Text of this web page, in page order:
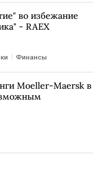
во избежание
- RAEX
Финансы
Moeller-Maersk в